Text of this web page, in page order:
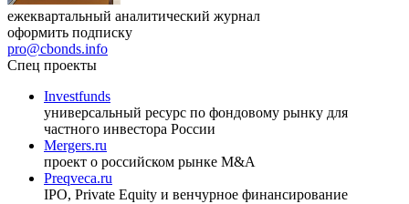
ежеквартальный аналитический журнал
оформить подписку
pro@cbonds.info
Спец проекты
Investfunds
универсальный ресурс по фондовому рынку для
частного инвестора России
Mergers.ru
проект о российском рынке M&A
Preqveca.ru
IPO, Private Equity и венчурное финансирование